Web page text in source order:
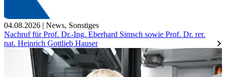
04.08.2026 | News, Sonstiges
Nachruf für Prof. Dr.-Ing. Eberhard Simsch sowie Prof. Dr. rer.
nat. Heinrich Gottlieb Hauser